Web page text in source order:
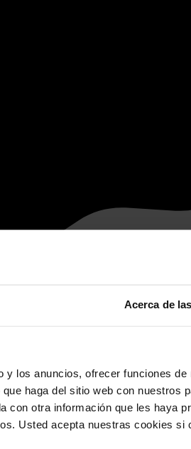
Acerca de
los anuncios, ofrecer funciones de
haga del sitio web con nuestros
con otra información que les haya
Usted acepta nuestras cookies si